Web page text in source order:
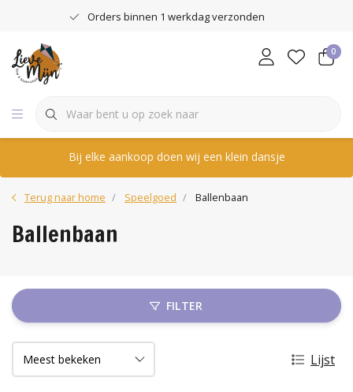
Orders binnen 1 werkdag verzonden
0
Bij elke aankoop doen wij een klein dansje
Terug naar home Speelgoed Ballenbaan
Ballenbaan
FILTER
Lijst